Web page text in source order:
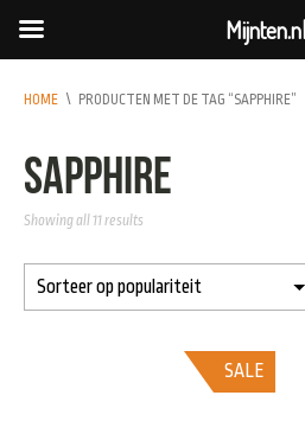
HOME \ PRODUCTEN MET DE TAG “SAPPHIRE”
Sapphire
Showing all 11 results
SALE
Mijnten.nl